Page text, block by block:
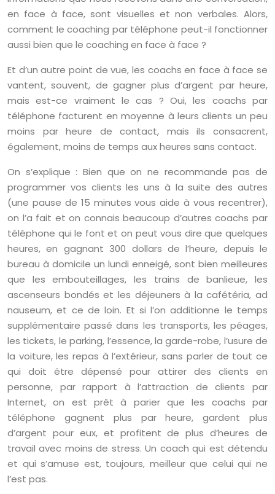
en face à face, sont visuelles et non verbales. Alors,
comment le coaching par téléphone peut-il fonctionner
aussi bien que le coaching en face à face ?
Et d’un autre point de vue, les coachs en face à face se
vantent, souvent, de gagner plus d’argent par heure,
mais est-ce vraiment le cas ? Oui, les coachs par
téléphone facturent en moyenne à leurs clients un peu
moins par heure de contact, mais ils consacrent,
également, moins de temps aux heures sans contact.
On s’explique : Bien que on ne recommande pas de
programmer vos clients les uns à la suite des autres
(une pause de 15 minutes vous aide à vous recentrer),
on l’a fait et on connais beaucoup d’autres coachs par
téléphone qui le font et on peut vous dire que quelques
heures, en gagnant 300 dollars de l’heure, depuis le
bureau à domicile un lundi enneigé, sont bien meilleures
que les embouteillages, les trains de banlieue, les
ascenseurs bondés et les déjeuners à la cafétéria, ad
nauseum, et ce de loin. Et si l’on additionne le temps
supplémentaire passé dans les transports, les péages,
les tickets, le parking, l’essence, la garde-robe, l’usure de
la voiture, les repas à l’extérieur, sans parler de tout ce
qui doit être dépensé pour attirer des clients en
personne, par rapport à l’attraction de clients par
Internet, on est prêt à parier que les coachs par
téléphone gagnent plus par heure, gardent plus
d’argent pour eux, et profitent de plus d’heures de
travail avec moins de stress. Un coach qui est détendu
et qui s’amuse est, toujours, meilleur que celui qui ne
l’est pas.